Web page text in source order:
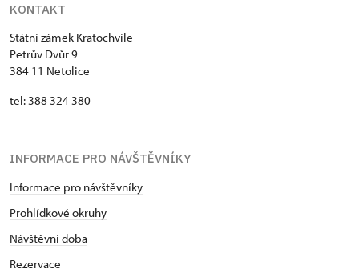
KONTAKT
Státní zámek Kratochvíle
Petrův Dvůr 9
384 11 Netolice
tel: 388 324 380
INFORMACE PRO NÁVŠTĚVNÍKY
Informace pro návštěvníky
Prohlídkové okruhy
Návštěvní doba
Rezervace